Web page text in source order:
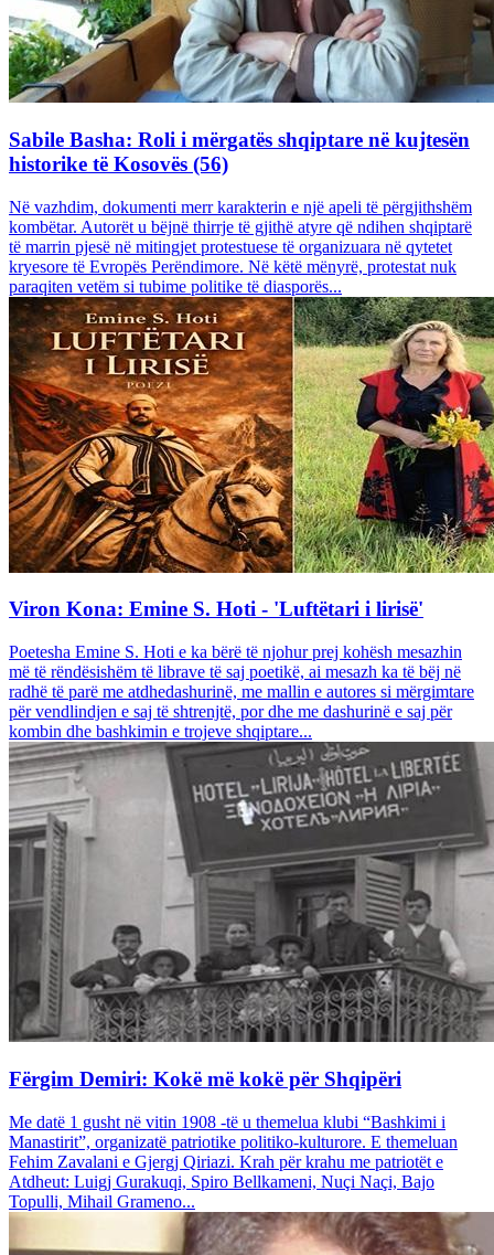
Sabile Basha: Roli i mërgatës shqiptare në kujtesën
historike të Kosovës (56)
Në vazhdim, dokumenti merr karakterin e një apeli të përgjithshëm
kombëtar. Autorët u bëjnë thirrje të gjithë atyre që ndihen shqiptarë
të marrin pjesë në mitingjet protestuese të organizuara në qytetet
kryesore të Evropës Perëndimore. Në këtë mënyrë, protestat nuk
paraqiten vetëm si tubime politike të diasporës...
Viron Kona: Emine S. Hoti - 'Luftëtari i lirisë'
Poetesha Emine S. Hoti e ka bërë të njohur prej kohësh mesazhin
më të rëndësishëm të librave të saj poetikë, ai mesazh ka të bëj në
radhë të parë me atdhedashurinë, me mallin e autores si mërgimtare
për vendlindjen e saj të shtrenjtë, por dhe me dashurinë e saj për
kombin dhe bashkimin e trojeve shqiptare...
Fërgim Demiri: Kokë më kokë për Shqipëri
Me datë 1 gusht në vitin 1908 -të u themelua klubi “Bashkimi i
Manastirit”, organizatë patriotike politiko-kulturore. E themeluan
Fehim Zavalani e Gjergj Qiriazi. Krah për krahu me patriotët e
Atdheut: Luigj Gurakuqi, Spiro Bellkameni, Nuçi Naçi, Bajo
Topulli, Mihail Grameno...